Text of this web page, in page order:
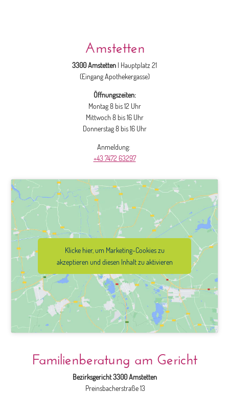
Amstetten
3300 Amstetten | Hauptplatz 21
(Eingang Apothekergasse)
Öffnungszeiten:
Montag 8 bis 12 Uhr
Mittwoch 8 bis 16 Uhr
Donnerstag 8 bis 16 Uhr
Anmeldung:
+43 7472 63297
Klicke hier, um Marketing-Cookies zu
akzeptieren und diesen Inhalt zu aktivieren
Familienberatung am Gericht
Bezirksgericht 3300 Amstetten
Preinsbacherstraße 13